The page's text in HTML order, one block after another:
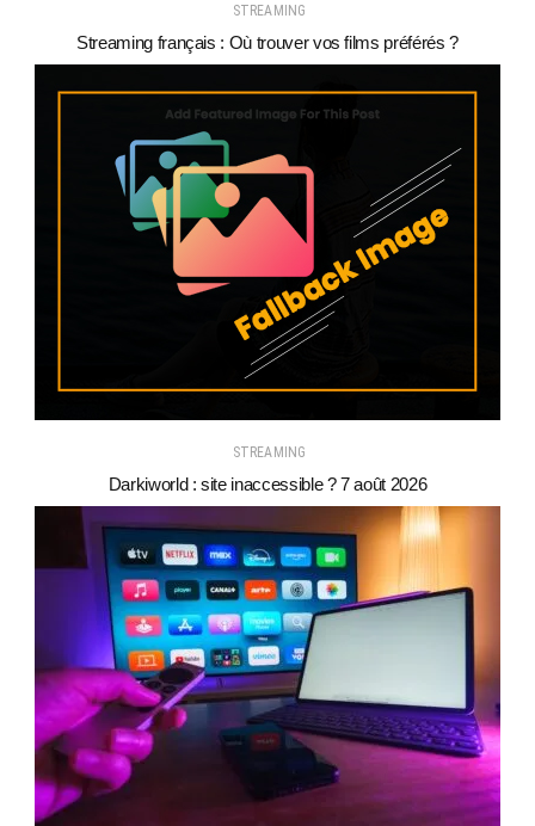
STREAMING
Streaming français : Où trouver vos films préférés ?
STREAMING
Darkiworld : site inaccessible ? 7 août 2026